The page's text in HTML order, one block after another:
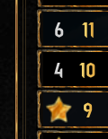
6 11
4 10
9